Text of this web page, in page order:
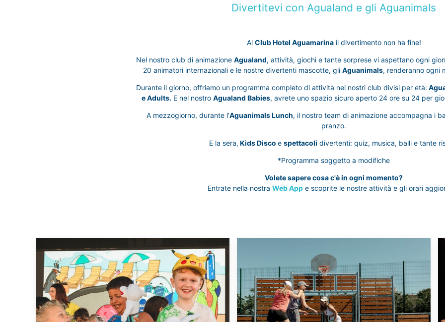
Divertitevi con Agualand e gli Aguanimals
Al Club Hotel Aguamarinail divertimento non ha fine!
Nel nostro club di animazione Agualand, attività, giochi e tante sorprese vi aspettano ogni
20 animatori internazionali e le nostre divertenti mascotte, gli Aguanimals, renderanno ogni
Durante il giorno, offriamo un programma completo di attività nei nostri club divisi per età:
e Adults. E nel nostro Agualand Babies, avrete uno spazio sicuro aperto 24 ore su 24 per
A mezzogiorno, durante l'Aguanimals Lunch, il nostro team di animazione accompagna i
pranzo.
E la sera, Kids Disco e spettacoli divertenti: quiz, musica, balli e tante
*Programma soggetto a modifiche
Volete sapere cosa c'è in ogni momento?
Entrate nella nostra Web App e scoprite le nostre attività e gli orari